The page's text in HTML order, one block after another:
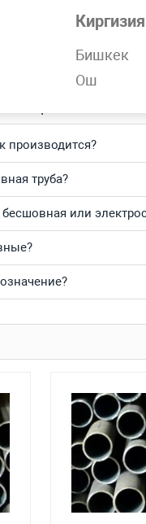
Киргизия
Бишкек
Ош
29х6 мм ГОСТ
выгодные цены за
производится?
труба?
или